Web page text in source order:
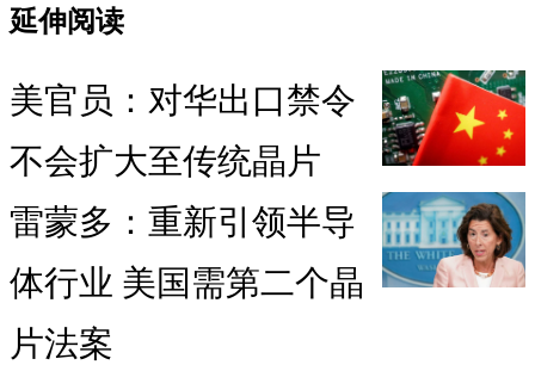
延伸阅读
美官员：对华出口禁令
不会扩大至传统晶片
雷蒙多：重新引领半导
体行业 美国需第二个晶
片法案